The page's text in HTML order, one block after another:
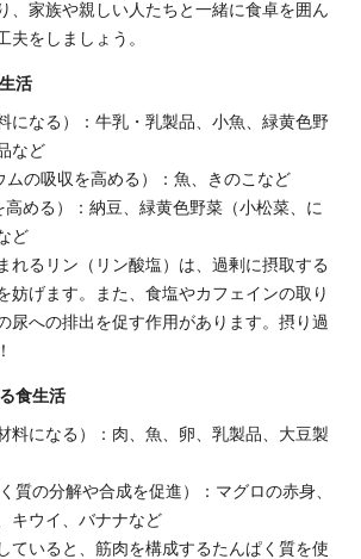
、家族や親しい人たちと一緒に食卓を囲ん
夫をしましょう。
活
になる）：牛乳・乳製品、小魚、緑黄色野
など
ムの吸収を高める）：魚、きのこなど
高める）：納豆、緑黄色野菜（小松菜、に
ど
れるリン（リン酸塩）は、過剰に摂取する
妨げます。また、食塩やカフェインの取り
尿への排出を促す作用があります。摂り過
食生活
料になる）：肉、魚、卵、乳製品、大豆製
質の分解や合成を促進）：マグロの赤身、
キウイ、バナナなど
ていると、筋肉を構成するたんぱく質を使